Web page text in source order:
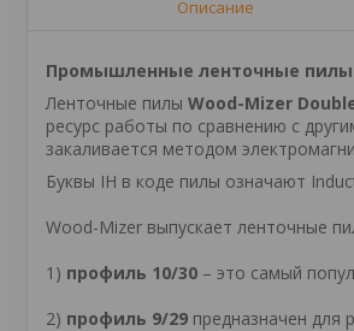
Описание
Промышленные ленточные пилы
Ленточные пилы Wood-Mizer
ресурс работы по сравнению с
закаливается методом
Буквы IH в коде пилы означают
Wood-Mizer выпускает ленточные
1) профиль 10/30 – это самый
2) профиль 9/29 предназначен для